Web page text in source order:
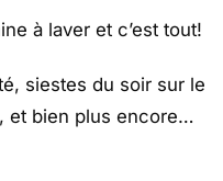
à laver et c’est tout!
siestes du soir sur le
et bien plus encore…